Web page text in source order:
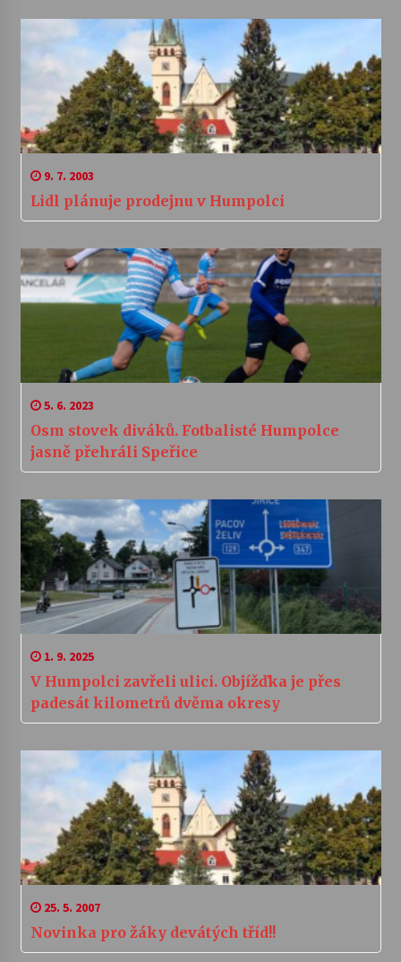
9. 7. 2003
Lidl plánuje prodejnu v Humpolci
5. 6. 2023
Osm stovek diváků. Fotbalisté Humpolce
jasně přehráli Speřice
1. 9. 2025
V Humpolci zavřeli ulici. Objížďka je přes
padesát kilometrů dvěma okresy
25. 5. 2007
Novinka pro žáky devátých tříd!!